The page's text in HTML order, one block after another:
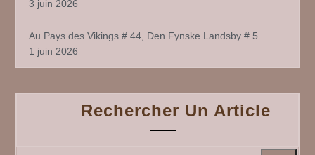
3 juin 2026
Au Pays des Vikings # 44, Den Fynske Landsby # 5
1 juin 2026
Rechercher Un Article